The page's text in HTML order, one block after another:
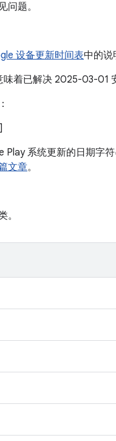
题。
设备更新时间表中的说
着已解决 2025-03-01
Play 系统更新的日期字
文章。
。